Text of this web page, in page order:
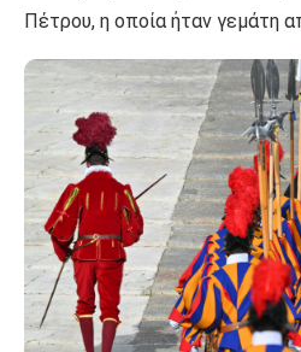
Πέτρου, η οποία ήταν γεμάτη